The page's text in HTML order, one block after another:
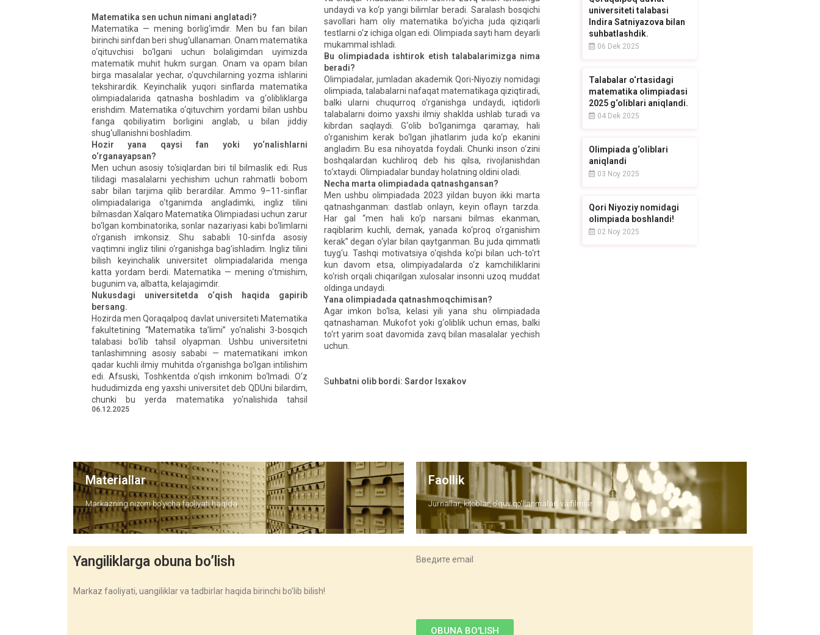
Matematika sen uchun nimani anglatadi?
Matematika — mening borlig‘imdir. Men bu fan bilan
birinchi sinfdan beri shug‘ullanaman. Onam matematika
o‘qituvchisi bo‘lgani uchun bolaligimdan uyimizda
matematik muhit hukm surgan. Onam va opam bilan
birga masalalar yechar, o‘quvchilarning yozma ishlarini
tekshirardik. Keyinchalik yuqori sinflarda matematika
olimpiadalarida qatnasha boshladim va g‘olibliklarga
erishdim. Matematika o‘qituvchim yordami bilan ushbu
fanga qobiliyatim borligini anglab, u bilan jiddiy
shug‘ullanishni boshladim.
Hozir yana qaysi fan yoki yo‘nalishlarni
o‘rganayapsan?
Men uchun asosiy to‘siqlardan biri til bilmaslik edi. Rus
tilidagi masalalarni yechishim uchun rahmatli bobom
sabr bilan tarjima qilib berardilar. Ammo 9–11-sinflar
olimpiadalariga o‘tganimda angladimki, ingliz tilini
bilmasdan Xalqaro Matematika Olimpiadasi uchun zarur
bo‘lgan kombinatorika, sonlar nazariyasi kabi bo‘limlarni
o‘rganish imkonsiz. Shu sababli 10-sinfda asosiy
vaqtimni ingliz tilini o‘rganishga bag‘ishladim. Ingliz tilini
bilish keyinchalik universitet olimpiadalarida menga
katta yordam berdi. Matematika — mening o‘tmishim,
bugunim va, albatta, kelajagimdir.
Nukusdagi universitetda o‘qish haqida gapirib
bersang.
Hozirda men Qoraqalpoq davlat universiteti Matematika
fakultetining “Matematika ta’limi” yo‘nalishi 3-bosqich
talabasi bo‘lib tahsil olyapman. Ushbu universitetni
tanlashimning asosiy sababi — matematikani imkon
qadar kuchli ilmiy muhitda o‘rganishga bo‘lgan intilishim
edi. Afsuski, Toshkentda o‘qish imkonim bo‘lmadi. O‘z
hududimizda eng yaxshi universitet deb QDUni bilardim,
chunki bu yerda matematika yo‘nalishida tahsil
undaydi va ko‘p yangi bilimlar beradi. Saralash bosqichi
savollari ham oliy matematika bo‘yicha juda qiziqarli
testlarni o‘z ichiga olgan edi. Olimpiada sayti ham deyarli
mukammal ishladi.
Bu olimpiadada ishtirok etish talabalarimizga nima
beradi?
Olimpiadalar, jumladan akademik Qori-Niyoziy nomidagi
olimpiada, talabalarni nafaqat matematikaga qiziqtiradi,
balki ularni chuqurroq o‘rganishga undaydi, iqtidorli
talabalarni doimo yaxshi ilmiy shaklda ushlab turadi va
kibrdan saqlaydi. G‘olib bo‘lganimga qaramay, hali
o‘rganishim kerak bo‘lgan jihatlarim juda ko‘p ekanini
angladim. Bu esa nihoyatda foydali. Chunki inson o‘zini
boshqalardan kuchliroq deb his qilsa, rivojlanishdan
to‘xtaydi. Olimpiadalar bunday holatning oldini oladi.
Necha marta olimpiadada qatnashgansan?
Men ushbu olimpiadada 2023 yildan buyon ikki marta
qatnashganman: dastlab onlayn, keyin oflayn tarzda.
Har gal “men hali ko‘p narsani bilmas ekanman,
raqiblarim kuchli, demak, yanada ko‘proq o‘rganishim
kerak” degan o‘ylar bilan qaytganman. Bu juda qimmatli
tuyg‘u. Tashqi motivatsiya o‘qishda ko‘pi bilan uch-to‘rt
kun davom etsa, olimpiyadalarda o‘z kamchiliklarini
ko‘rish orqali chiqarilgan xulosalar insonni uzoq muddat
oldinga undaydi.
Yana olimpiadada qatnashmoqchimisan?
Agar imkon bo‘lsa, kelasi yili yana shu olimpiadada
qatnashaman. Mukofot yoki g‘oliblik uchun emas, balki
to‘rt yarim soat davomida zavq bilan masalalar yechish
uchun.
Suhbatni olib bordi: Sardor Isxakov
06.12.2025
universiteti talabasi
Indira Satniyazova bilan
suhbatlashdik.
06 Dek 2025
Talabalar o‘rtasidagi
matematika olimpiadasi
2025 g‘oliblari aniqlandi.
04 Dek 2025
Olimpiada g‘oliblari
aniqlandi
03 Noy 2025
Qori Niyoziy nomidagi
olimpiada boshlandi!
02 Noy 2025
Materiallar
Markazning nizom bo'yicha faoliyati haqida
Faollik
Jurnallar, kitoblar, o'quv qo'llanmalari va filmlar
Yangiliklarga obuna bo’lish
Markaz faoliyati, uangiliklar va tadbirlar haqida birinchi bo’lib bilish!
Введите email
OBUNA BO'LISH